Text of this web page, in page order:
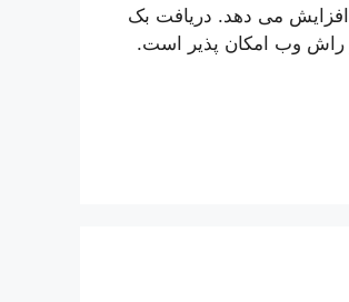
می دهد. دریافت بک
راش وب امکان پذیر است.